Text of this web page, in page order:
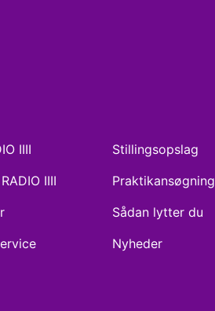
IIII
IIII
Stillingsopslag
Praktikansøgning
Sådan lytter du
Nyheder